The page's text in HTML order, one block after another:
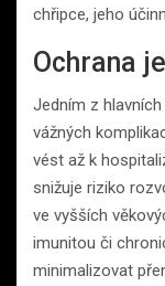
chřipce, jeho
Ochrana
Jedním z
vážných
vést až k
snižuje riziko
ve vyšších
imunitou či
minimalizovat